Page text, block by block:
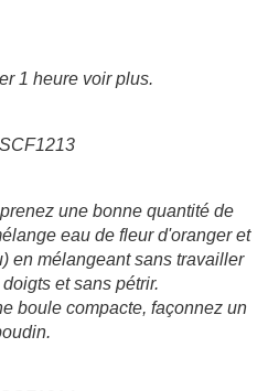
1 heure voir plus.
une bonne quantité de
eau de fleur d'oranger et
en mélangeant sans travailler
et sans pétrir.
boule compacte, façonnez un